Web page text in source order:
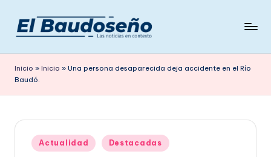
Saltar
contenido
e
ri
d
en
Inicio » Inicio » Una persona desaparecida deja accidente en el Río
Baudó.
Publicado
en
Actualidad Destacadas